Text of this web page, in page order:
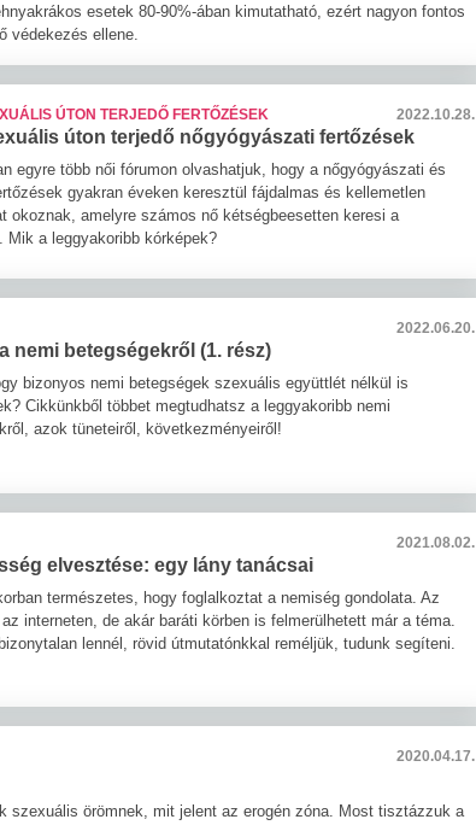
esetek 80-90%-ában kimutatható, ezért nagyon fontos
védekezés ellene.
ÚTON TERJEDŐ FERTŐZÉSEK 2022.10.28.
úton terjedő nőgyógyászati fertőzések
egyre több női fórumon olvashatjuk, hogy a nőgyógyászati és
gyakran éveken keresztül fájdalmas és kellemetlen
okoznak, amelyre számos nő kétségbeesetten keresi a
Mik a leggyakoribb kórképek?
2022.06.20.
nemi betegségekről (1. rész)
bizonyos nemi betegségek szexuális együttlét nélkül is
Cikkünkből többet megtudhatsz a leggyakoribb nemi
azok tüneteiről, következményeiről!
2021.08.02.
elvesztése: egy lány tanácsai
természetes, hogy foglalkoztat a nemiség gondolata. Az
interneten, de akár baráti körben is felmerülhetett már a téma.
lennél, rövid útmutatónkkal reméljük, tudunk segíteni.
2020.04.17.
szexuális örömnek, mit jelent az erogén zóna. Most tisztázzuk a